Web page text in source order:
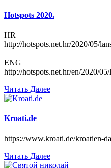
Hotspots 2020.
HR
http://hotspots.net.hr/2020/05/
ENG
http://hotspots.net.hr/en/2020/
Читать Далее
Kroati.de
https://www.kroati.de/kroatien-
Читать Далее